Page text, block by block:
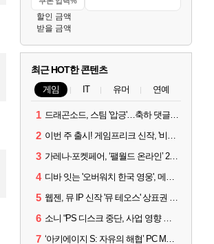
할인 금액
받을 금액
최근 HOT한 콘텐츠
게임 IT 유머 연예
1 드래곤소드, 스팀 '압긍'…축하 댓글 달고 게임 코드 받자!
2 이번 주 출시! 게임프리크 신작, '비스트 오브 리인카네이션'
3 가레나·포켓페어, ‘팰월드 온라인’ 2026년 출시 예고
4 디바 잇는 '오버워치 한국 영웅', 메카 파일럿 디몬 나온다
5 웹젠, 뮤 IP 신작 '뮤 테오스' 상표권 출원
6 소니 “PS 디스크 중단, 사업 영향 없다”
7 ‘아키에이지 S: 자유의 해협’ PC MMORPG로 개발한다